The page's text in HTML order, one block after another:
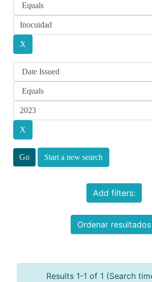
Start a new search
Add filters:
Ordenar resultados
Results 1-1 of 1 (Search